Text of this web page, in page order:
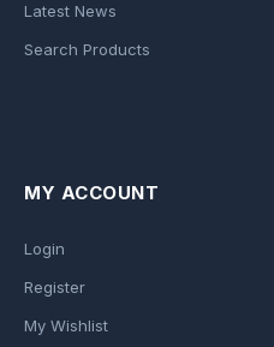
Latest News
Search Products
MY ACCOUNT
Login
Register
My Wishlist